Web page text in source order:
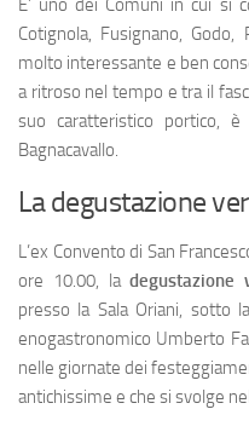
E’ uno dei Comuni in cui si
Cotignola, Fusignano,
molto interessante e ben
a ritroso nel tempo e tra il
suo caratteristico portico,
Bagnacavallo.
La degustazione
L’ex Convento di San
ore 10.00, ladegustazione
presso la Sala Oriani, sotto
enogastronomico Umberto
nelle giornate dei
antichissime e che si svolge